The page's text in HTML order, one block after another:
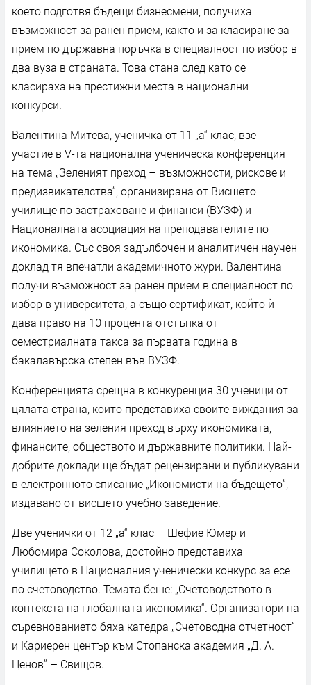
което подготвя бъдещи бизнесмени, получиха
възможност за ранен прием, както и за класиране за
прием по държавна поръчка в специалност по избор в
два вуза в страната. Това стана след като се
класираха на престижни места в национални
конкурси.
Валентина Митева, ученичка от 11 „а“ клас, взе
участие в V-та национална ученическа конференция
на тема „Зеленият преход – възможности, рискове и
предизвикателства“, организирана от Висшето
училище по застраховане и финанси (ВУЗФ) и
Националната асоциация на преподавателите по
икономика. Със своя задълбочен и аналитичен научен
доклад тя впечатли академичното жури. Валентина
получи възможност за ранен прием в специалност по
избор в университета, а също сертификат, който ѝ
дава право на 10 процента отстъпка от
семестриалната такса за първата година в
бакалавърска степен във ВУЗФ.
Конференцията срещна в конкуренция 30 ученици от
цялата страна, които представиха своите виждания за
влиянието на зеления преход върху икономиката,
финансите, обществото и държавните политики. Най-
добрите доклади ще бъдат рецензирани и публикувани
в електронното списание „Икономисти на бъдещето“,
издавано от висшето учебно заведение.
Две ученички от 12 „а“ клас – Шефие Юмер и
Любомира Соколова, достойно представиха
училището в Националния ученически конкурс за есе
по счетоводство. Темата беше: „Счетоводството в
контекста на глобалната икономика“. Организатори на
съревнованието бяха катедра „Счетоводна отчетност“
и Кариерен център към Стопанска академия „Д. А.
Ценов“ – Свищов.